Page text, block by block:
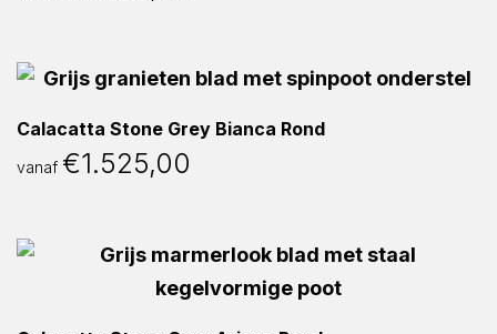
Calacatta Stone Grey Bianca Rond
vanaf €1.525,00